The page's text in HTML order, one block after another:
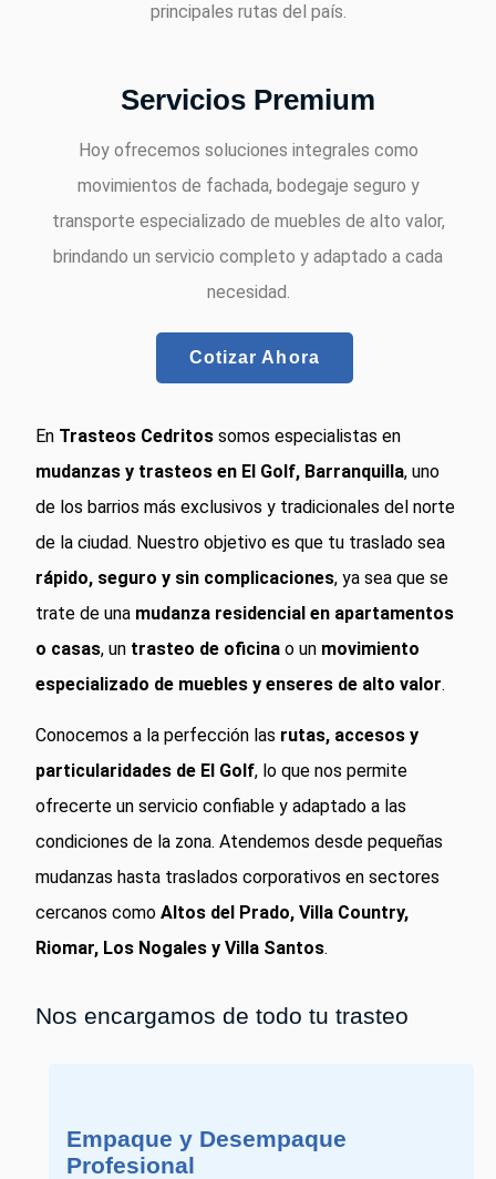
principales rutas del país.
Servicios Premium
Hoy ofrecemos soluciones integrales como
movimientos de fachada, bodegaje seguro y
transporte especializado de muebles de alto valor,
brindando un servicio completo y adaptado a cada
necesidad.
Cotizar Ahora
En Trasteos Cedritos somos especialistas en
mudanzas y trasteos en El Golf, Barranquilla, uno
de los barrios más exclusivos y tradicionales del norte
de la ciudad. Nuestro objetivo es que tu traslado sea
rápido, seguro y sin complicaciones, ya sea que se
trate de una mudanza residencial en apartamentos
o casas, un trasteo de oficina o un movimiento
especializado de muebles y enseres de alto valor.
Conocemos a la perfección las rutas, accesos y
particularidades de El Golf, lo que nos permite
ofrecerte un servicio confiable y adaptado a las
condiciones de la zona. Atendemos desde pequeñas
mudanzas hasta traslados corporativos en sectores
cercanos como Altos del Prado, Villa Country,
Riomar, Los Nogales y Villa Santos.
Nos encargamos de todo tu trasteo
Empaque y Desempaque
Profesional